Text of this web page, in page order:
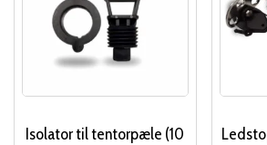
Isolator til tentorpæle (10